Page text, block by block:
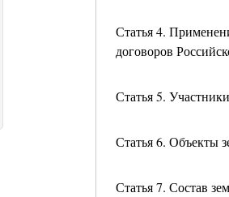
Статья 4.
договоров
Статья 5.
Статья 6. Объекты
Статья 7. Состав